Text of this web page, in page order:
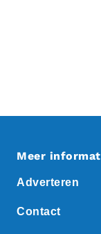
Meer
Adverteren
Contact